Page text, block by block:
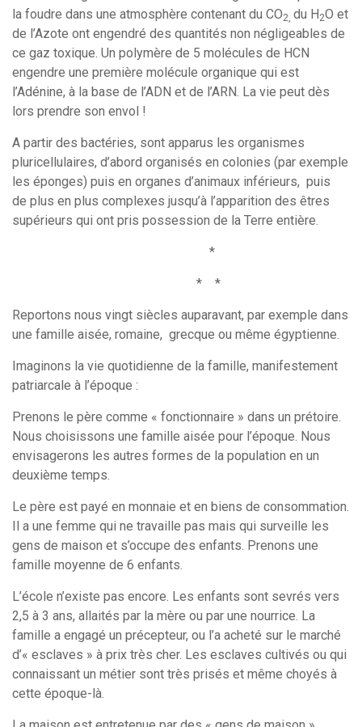
la foudre dans une atmosphère contenant du CO2, du H2O et
de l’Azote ont engendré des quantités non négligeables de
ce gaz toxique. Un polymère de 5 molécules de HCN
engendre une première molécule organique qui est
l’Adénine, à la base de l’ADN et de l’ARN. La vie peut dès
lors prendre son envol !
A partir des bactéries, sont apparus les organismes
pluricellulaires, d’abord organisés en colonies (par exemple
les éponges) puis en organes d’animaux inférieurs, puis
de plus en plus complexes jusqu’à l’apparition des êtres
supérieurs qui ont pris possession de la Terre entière.
*
* *
Reportons nous vingt siècles auparavant, par exemple dans
une famille aisée, romaine, grecque ou même égyptienne.
Imaginons la vie quotidienne de la famille, manifestement
patriarcale à l’époque :
Prenons le père comme « fonctionnaire » dans un prétoire.
Nous choisissons une famille aisée pour l’époque. Nous
envisagerons les autres formes de la population en un
deuxième temps.
Le père est payé en monnaie et en biens de consommation.
Il a une femme qui ne travaille pas mais qui surveille les
gens de maison et s’occupe des enfants. Prenons une
famille moyenne de 6 enfants.
L’école n’existe pas encore. Les enfants sont sevrés vers
2,5 à 3 ans, allaités par la mère ou par une nourrice. La
famille a engagé un précepteur, ou l’a acheté sur le marché
d’« esclaves » à prix très cher. Les esclaves cultivés ou qui
connaissant un métier sont très prisés et même choyés à
cette époque-là.